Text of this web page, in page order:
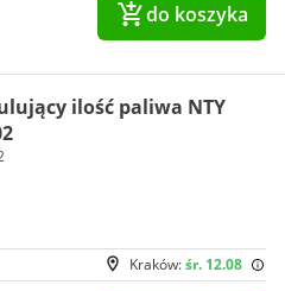
do koszyka
ilość paliwa NTY
Kraków:śr. 12.08